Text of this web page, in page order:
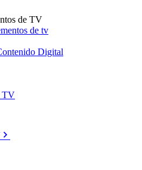
de TV
de tv
Digital
TV